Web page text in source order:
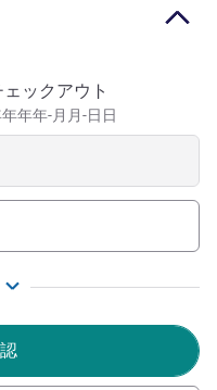
オフィスビルの徒歩圏
ェックアウト
年年-月月-日日